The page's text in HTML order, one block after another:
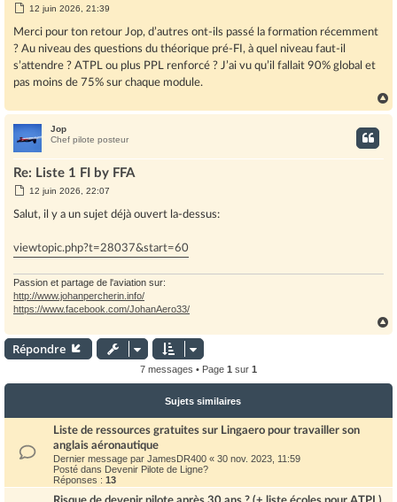
M
s
s
a
g
e
12 juin 2026, 21:39
Merci pour ton retour Jop, d’autres ont-ils passé la formation récemment
? Au niveau des questions du théorique pré-FI, à quel niveau faut-il
s’attendre ? ATPL ou plus PPL renforcé ? J’ai vu qu’il fallait 90% global et
pas moins de 75% sur chaque module.
a
Jop
Chef pilote posteur
Re: Liste 1 FI by FFA
M
s
s
e
12 juin 2026, 22:07
Salut, il y a un sujet déjà ouvert la-dessus:
viewtopic.php?t=28037&start=60
Passion et partage de l'aviation sur:
http://www.johanpercherin.info/
https://www.facebook.com/JohanAero33/
a
Répondre
7 messages • Page 1 sur 1
Sujets similaires
Liste de ressources gratuites sur Lingaero pour travailler son
anglais aéronautique
Dernier message par JamesDR400 « 30 nov. 2023, 11:59
Posté dans Devenir Pilote de Ligne?
Réponses : 13